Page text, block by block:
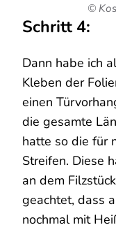
©
Schritt 4:
Dann habe ich
Kleben der
einen
die gesamte
hatte so die für
Streifen. Diese
an dem
geachtet, dass
nochmal mit